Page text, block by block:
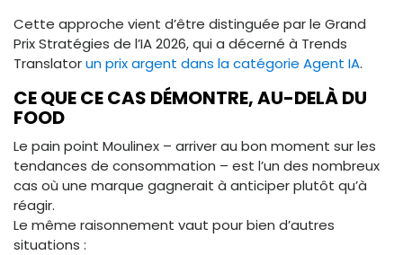
Cette approche vient d’être distinguée par le Grand
Prix Stratégies de l’IA 2026, qui a décerné à Trends
Translatorun prix argent dans la catégorie Agent IA.
CE QUE CE CAS DÉMONTRE, AU-DELÀ DU
FOOD
Le pain point Moulinex – arriver au bon moment sur les
tendances de consommation – est l’un des nombreux
cas où une marque gagnerait à anticiper plutôt qu’à
réagir.
Le même raisonnement vaut pour bien d’autres
situations :